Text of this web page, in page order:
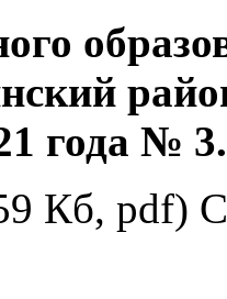
года №
Кб, pdf)